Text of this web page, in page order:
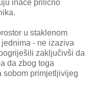
inače prilično
u staklenom
- ne izaziva
zaključivši da
da zbog toga
sobom primjetljivijeg